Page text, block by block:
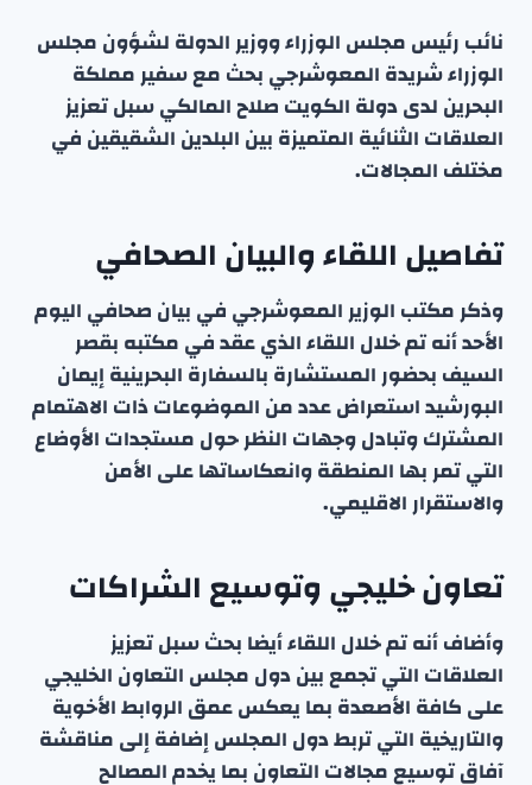
نائب رئيس مجلس الوزراء ووزير الدولة لشؤون مجلس
الوزراء شريدة المعوشرجي بحث مع سفير مملكة
البحرين لدى دولة الكويت صلاح المالكي سبل تعزيز
العلاقات الثنائية المتميزة بين البلدين الشقيقين في
مختلف المجالات.
تفاصيل اللقاء والبيان الصحافي
وذكر مكتب الوزير المعوشرجي في بيان صحافي اليوم
الأحد أنه تم خلال اللقاء الذي عقد في مكتبه بقصر
السيف بحضور المستشارة بالسفارة البحرينية إيمان
البورشيد استعراض عدد من الموضوعات ذات الاهتمام
المشترك وتبادل وجهات النظر حول مستجدات الأوضاع
التي تمر بها المنطقة وانعكاساتها على الأمن
والاستقرار الاقليمي.
تعاون خليجي وتوسيع الشراكات
وأضاف أنه تم خلال اللقاء أيضا بحث سبل تعزيز
العلاقات التي تجمع بين دول مجلس التعاون الخليجي
على كافة الأصعدة بما يعكس عمق الروابط الأخوية
والتاريخية التي تربط دول المجلس إضافة إلى مناقشة
آفاق توسيع مجالات التعاون بما يخدم المصالح